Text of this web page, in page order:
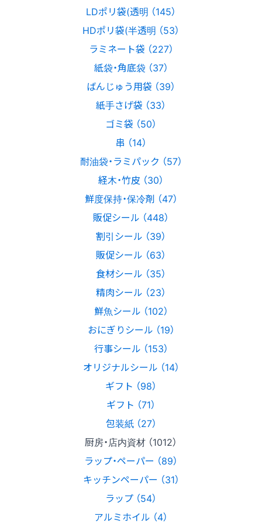
LDポリ袋(透明 （145）
HDポリ袋(半透明 （53）
ラミネート袋 （227）
紙袋・角底袋 （37）
ばんじゅう用袋 （39）
紙手さげ袋 （33）
ゴミ袋 （50）
串 （14）
耐油袋・ラミパック （57）
経木・竹皮 （30）
鮮度保持・保冷剤 （47）
販促シール （448）
割引シール （39）
販促シール （63）
食材シール （35）
精肉シール （23）
鮮魚シール （102）
おにぎりシール （19）
行事シール （153）
オリジナルシール （14）
ギフト （98）
ギフト （71）
包装紙 （27）
厨房・店内資材 （1012）
ラップ・ペーパー （89）
キッチンペーパー （31）
ラップ （54）
アルミホイル （4）